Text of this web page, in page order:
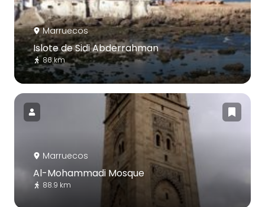
Marruecos
Islote de Sidi Abderrahman
86 km
Marruecos
Al-Mohammadi Mosque
88.9 km